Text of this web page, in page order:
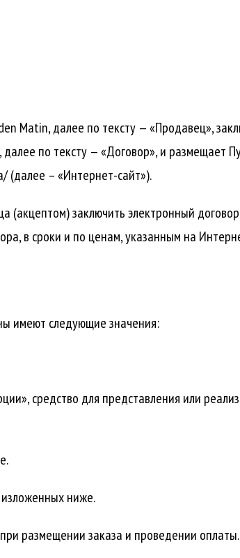
Matin, далее по тексту — «Продавец»,
по тексту — «Договор», и размещает
(далее – «Интернет-сайт»).
(акцептом) заключить электронный
в сроки и по ценам, указанным на
имеют следующие значения:
средство для представления или
ниже.
размещении заказа и проведении оплаты.